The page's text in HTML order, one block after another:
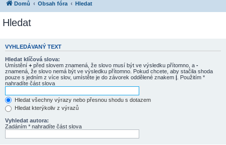
Domů Obsah fóra Hledat
Hledat
VYHLEDÁVANÝ TEXT
Hledat klíčová slova:
Umístění + před slovem znamená, že slovo musí být ve výsledku přítomno, a -
znamená, že slovo nemá být ve výsledku přítomno. Pokud chcete, aby stačila shoda
pouze s jedním z více slov, umístěte je do závorek oddělené znakem | . Použitím *
nahradíte část slova
Hledat všechny výrazy nebo přesnou shodu s dotazem
Hledat kterýkoliv z výrazů
Vyhledat autora:
Zadáním * nahradíte část slova